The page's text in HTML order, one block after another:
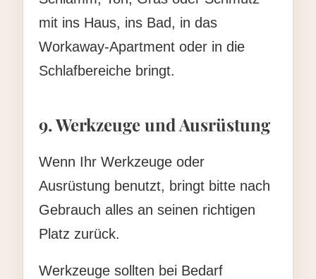
mit ins Haus, ins Bad, in das
Workaway-Apartment oder in die
Schlafbereiche bringt.
9. Werkzeuge und Ausrüstung
Wenn Ihr Werkzeuge oder
Ausrüstung benutzt, bringt bitte nach
Gebrauch alles an seinen richtigen
Platz zurück.
Werkzeuge sollten bei Bedarf